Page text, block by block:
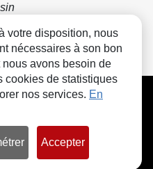
Cookies
votre disposition, nous
nécessaires à son bon
avons besoin de
cookies de statistiques
nos services. En
Accepter